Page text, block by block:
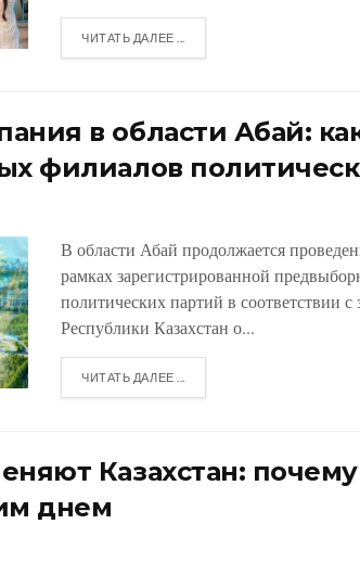
ЧИТАТЬ ДАЛЕЕ ...
в области Абай:
филиалов
В области Абай продолжается
рамках зарегистрированной
политических партий в соответствии с
Республики Казахстан о...
ЧИТАТЬ ДАЛЕЕ ...
Казахстан: почему
днем